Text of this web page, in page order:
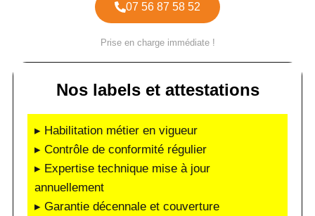
07 56 87 58 52
Prise en charge immédiate !
Nos labels et attestations
▸ Habilitation métier en vigueur
▸ Contrôle de conformité régulier
▸ Expertise technique mise à jour
annuellement
▸ Garantie décennale et couverture